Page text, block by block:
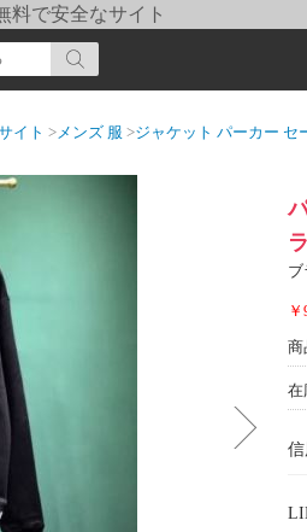
料で安全なサイト
イト >メンズ 服 >ジャケット パーカー セ
ブ
商
在